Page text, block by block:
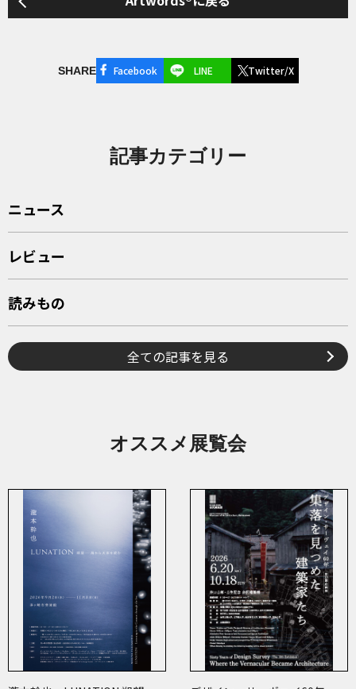
SHARE Facebook LINE Twitter/X
記事カテゴリー
ニュース
レビュー
読みもの
全ての記事を見る
オススメ展覧会